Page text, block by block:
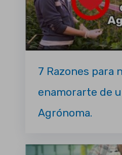
7 Razones para
enamorarte de
Agrónoma.